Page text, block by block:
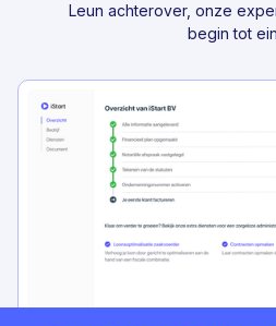
Leun achterover, onze
begin tot